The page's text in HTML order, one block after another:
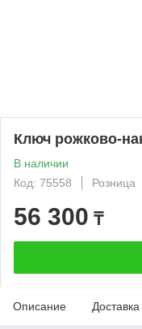
Ключ рожково-
В наличии
Код: 75558
Розница
56 300 ₸
Описание Доставка